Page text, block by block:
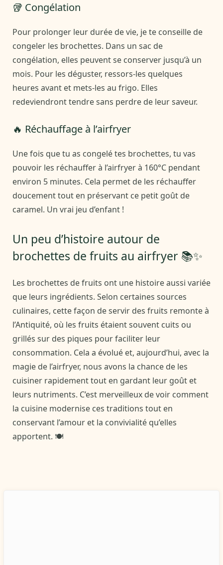
🥡 Congélation
Pour prolonger leur durée de vie, je te conseille de
congeler les brochettes. Dans un sac de
congélation, elles peuvent se conserver jusqu’à un
mois. Pour les déguster, ressors-les quelques
heures avant et mets-les au frigo. Elles
redeviendront tendre sans perdre de leur saveur.
🔥 Réchauffage à l’airfryer
Une fois que tu as congelé tes brochettes, tu vas
pouvoir les réchauffer à l’airfryer à 160°C pendant
environ 5 minutes. Cela permet de les réchauffer
doucement tout en préservant ce petit goût de
caramel. Un vrai jeu d’enfant !
Un peu d’histoire autour de
brochettes de fruits au airfryer 📚✨
Les brochettes de fruits ont une histoire aussi variée
que leurs ingrédients. Selon certaines sources
culinaires, cette façon de servir des fruits remonte à
l’Antiquité, où les fruits étaient souvent cuits ou
grillés sur des piques pour faciliter leur
consommation. Cela a évolué et, aujourd’hui, avec la
magie de l’airfryer, nous avons la chance de les
cuisiner rapidement tout en gardant leur goût et
leurs nutriments. C’est merveilleux de voir comment
la cuisine modernise ces traditions tout en
conservant l’amour et la convivialité qu’elles
apportent. 🍽️